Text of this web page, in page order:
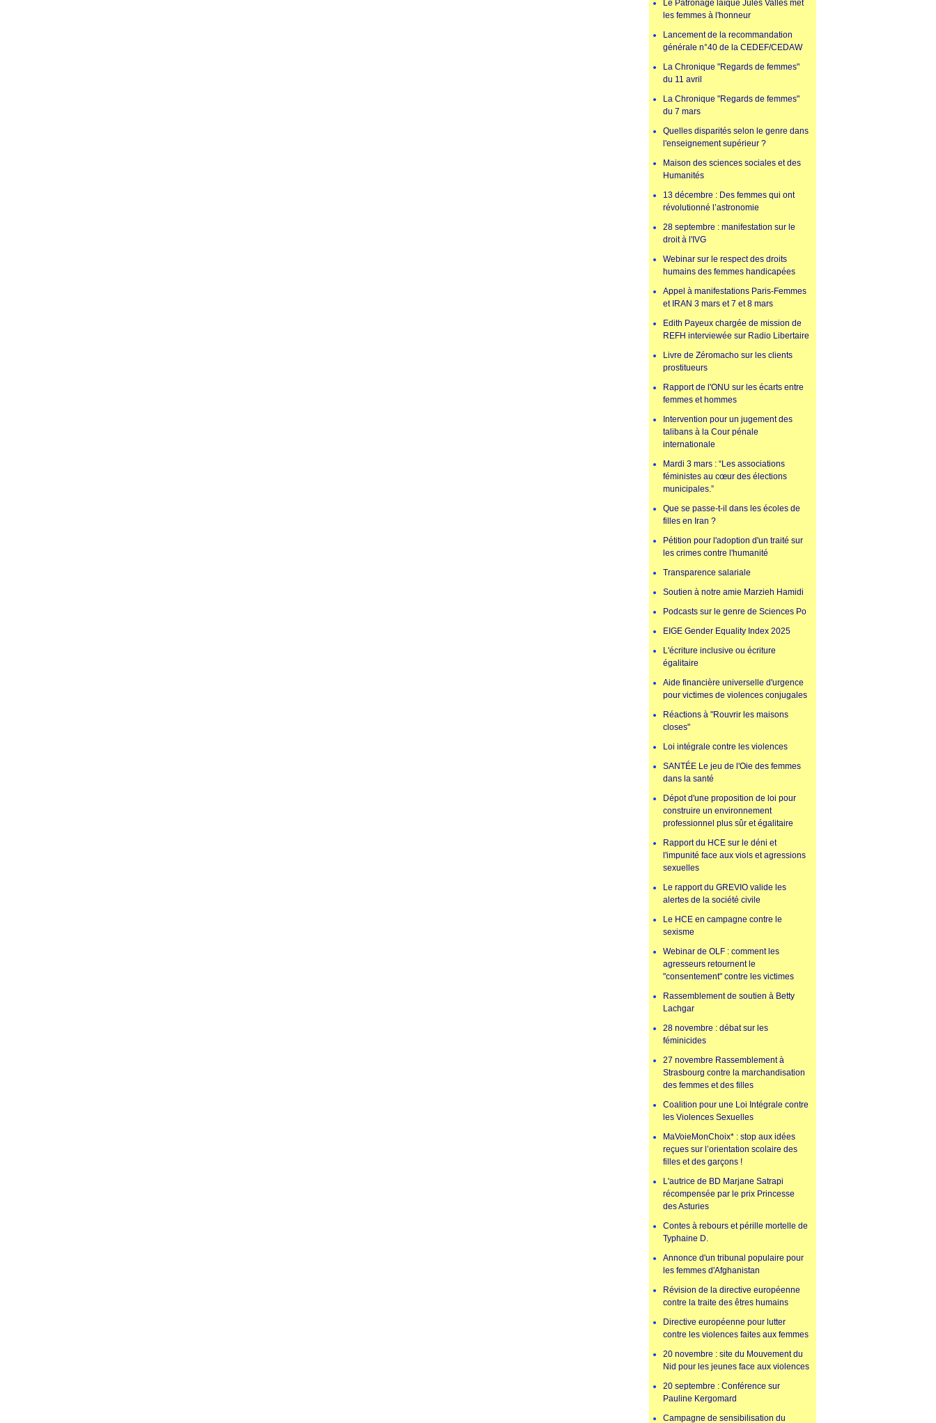
Le Patronage laïque Jules Vallès met
les femmes à l'honneur
Lancement de la recommandation
générale n°40 de la CEDEF/CEDAW
La Chronique "Regards de femmes"
du 11 avril
La Chronique "Regards de femmes"
du 7 mars
Quelles disparités selon le genre dans
l'enseignement supérieur ?
Maison des sciences sociales et des
Humanités
13 décembre : Des femmes qui ont
révolutionné l’astronomie
28 septembre : manifestation sur le
droit à l'IVG
Webinar sur le respect des droits
humains des femmes handicapées
Appel à manifestations Paris-Femmes
et IRAN 3 mars et 7 et 8 mars
Edith Payeux chargée de mission de
REFH interviewée sur Radio Libertaire
Livre de Zéromacho sur les clients
prostitueurs
Rapport de l'ONU sur les écarts entre
femmes et hommes
Intervention pour un jugement des
talibans à la Cour pénale
internationale
Mardi 3 mars : “Les associations
féministes au cœur des élections
municipales.”
Que se passe-t-il dans les écoles de
filles en Iran ?
Pétition pour l'adoption d'un traité sur
les crimes contre l'humanité
Transparence salariale
Soutien à notre amie Marzieh Hamidi
Podcasts sur le genre de Sciences Po
EIGE Gender Equality Index 2025
L'écriture inclusive ou écriture
égalitaire
Aide financière universelle d'urgence
pour victimes de violences conjugales
Réactions à "Rouvrir les maisons
closes"
Loi intégrale contre les violences
SANTÉE Le jeu de l'Oie des femmes
dans la santé
Dépot d'une proposition de loi pour
construire un environnement
professionnel plus sûr et égalitaire
Rapport du HCE sur le déni et
l'impunité face aux viols et agressions
sexuelles
Le rapport du GREVIO valide les
alertes de la société civile
Le HCE en campagne contre le
sexisme
Webinar de OLF : comment les
agresseurs retournent le
"consentement" contre les victimes
Rassemblement de soutien à Betty
Lachgar
28 novembre : débat sur les
féminicides
27 novembre Rassemblement à
Strasbourg contre la marchandisation
des femmes et des filles
Coalition pour une Loi Intégrale contre
les Violences Sexuelles
MaVoieMonChoix* : stop aux idées
reçues sur l’orientation scolaire des
filles et des garçons !
L'autrice de BD Marjane Satrapi
récompensée par le prix Princesse
des Asturies
Contes à rebours et pérille mortelle de
Typhaine D.
Annonce d'un tribunal populaire pour
les femmes d'Afghanistan
Révision de la directive européenne
contre la traite des êtres humains
Directive européenne pour lutter
contre les violences faites aux femmes
20 novembre : site du Mouvement du
Nid pour les jeunes face aux violences
20 septembre : Conférence sur
Pauline Kergomard
Campagne de sensibilisation du